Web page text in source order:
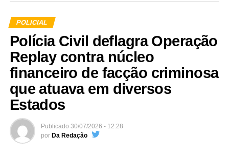
POLICIAL
Polícia Civil deflagra Operação
Replay contra núcleo
financeiro de facção criminosa
que atuava em diversos
Estados
Publicado 30/07/2026 - 12:28
por Da Redação